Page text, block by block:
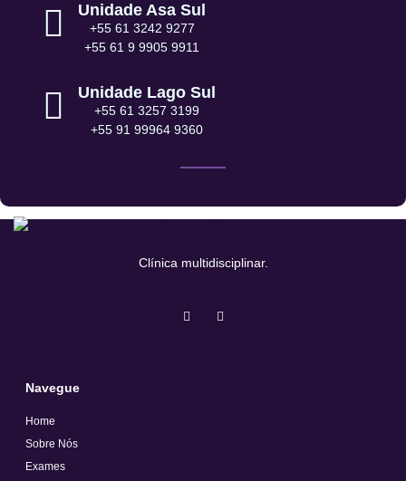
Unidade Asa Sul
+55 61 3242 9277
+55 61 9 9905 9911
Unidade Lago Sul
+55 61 3257 3199
+55 91 99964 9360
Clínica multidisciplinar.
Navegue
Home
Sobre Nós
Exames